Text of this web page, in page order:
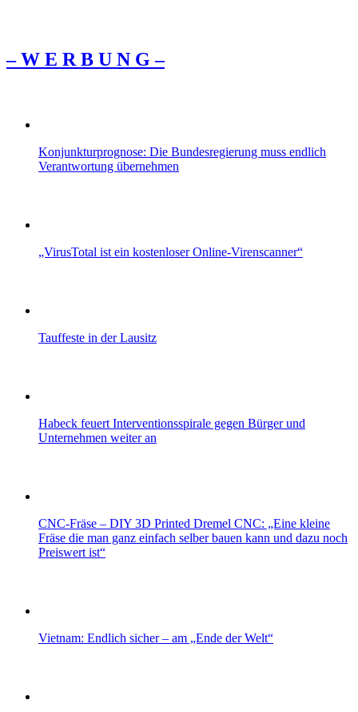
– W Ε R Β U Ν G –
Konjunkturprognose: Die Bundesregierung muss endlich
Verantwortung übernehmen
„VirusTotal ist ein kostenloser Online-Virenscanner“
Tauffeste in der Lausitz
Habeck feuert Interventionsspirale gegen Bürger und
Unternehmen weiter an
CNC-Fräse – DIY 3D Printed Dremel CNC: „Eine kleine
Fräse die man ganz einfach selber bauen kann und dazu noch
Preiswert ist“
Vietnam: Endlich sicher – am „Ende der Welt“